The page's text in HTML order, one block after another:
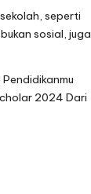
seperti
sosial, juga
2024 Dari